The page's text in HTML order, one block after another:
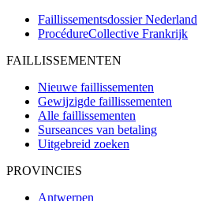
Faillissementsdossier Nederland
ProcédureCollective Frankrijk
FAILLISSEMENTEN
Nieuwe faillissementen
Gewijzigde faillissementen
Alle faillissementen
Surseances van betaling
Uitgebreid zoeken
PROVINCIES
Antwerpen